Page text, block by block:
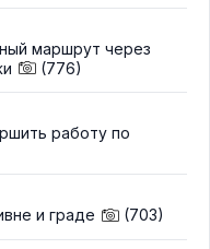
маршрут через
(776)
работу по
и граде (703)